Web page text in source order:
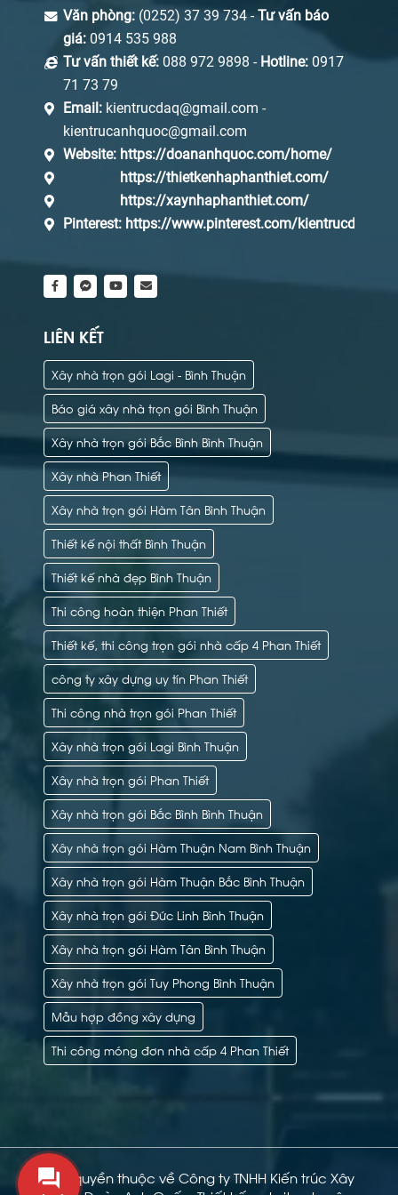
Văn phòng: (0252) 37 39 734 -Tư vấn báo
giá: 0914 535 988
Tư vấn thiết kế: 088 972 9898 - Hotline: 0917
71 73 79
Email: kientrucdaq@gmail.com -
kientrucanhquoc@gmail.com
Website: https://doananhquoc.com/home/
https://thietkenhaphanthiet.com/
https://xaynhaphanthiet.com/
Pinterest: https://www.pinterest.com/kientrucdaq/
LIÊN KẾT
Xây nhà trọn gói Lagi - Bình Thuận
Báo giá xây nhà trọn gói Bình Thuận
Xây nhà trọn gói Bắc Bình Bình Thuận
Xây nhà Phan Thiết
Xây nhà trọn gói Hàm Tân Bình Thuận
Thiết kế nội thất Bình Thuận
Thiết kế nhà đẹp Bình Thuận
Thi công hoàn thiện Phan Thiết
Thiết kế, thi công trọn gói nhà cấp 4 Phan Thiết
công ty xây dựng uy tín Phan Thiết
Thi công nhà trọn gói Phan Thiết
Xây nhà trọn gói Lagi Bình Thuận
Xây nhà trọn gói Phan Thiết
Xây nhà trọn gói Bắc Bình Bình Thuận
Xây nhà trọn gói Hàm Thuận Nam Bình Thuận
Xây nhà trọn gói Hàm Thuận Bắc Bình Thuận
Xây nhà trọn gói Đức Linh Bình Thuận
Xây nhà trọn gói Hàm Tân Bình Thuận
Xây nhà trọn gói Tuy Phong Bình Thuận
Mẫu hợp đồng xây dựng
Thi công móng đơn nhà cấp 4 Phan Thiết
Bản quyền thuộc về Công ty TNHH Kiến trúc Xây